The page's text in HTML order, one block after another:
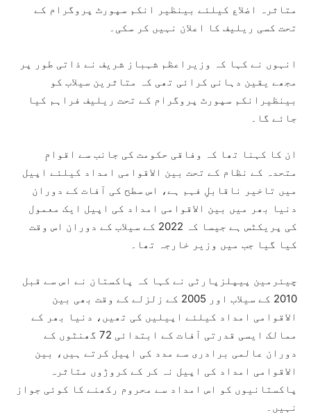
متاثرہ اضلاع کیلئے بینظیر انکم سپورٹ پروگرام کے
تحت کسی ریلیف کا اعلان نہیں کر سکی۔
انہوں نے کہا کہ وزیراعظم شہباز شریف نے ذاتی طور پر
مجھے یقین دہانی کرائی تھی کہ متاثرین سیلاب کو
بینظیرانکم سپورٹ پروگرام کے تحت ریلیف فراہم کیا
جائے گا۔
ان کا کہنا تھا کہ وفاقی حکومت کی جانب سے اقوامِ
متحدہ کے نظام کے تحت بین الاقوامی امداد کیلئے اپیل
میں تاخیر ناقابلِ فہم ہے، اس سطح کی آفات کے دوران
دنیا بھر میں بین الاقوامی امداد کی اپیل ایک معمول
کی پریکٹس ہے جیسا کہ 2022 کے سیلاب کے دوران اس وقت
کیا گیا جب میں وزیر خارجہ تھا۔
چیئرمین پیپلزپارٹی نے کہا کہ پاکستان نے اس سے قبل
2010 کے سیلاب اور 2005 کے زلزلے کے وقت بھی بین
الاقوامی امداد کیلئے اپیلیں کی تھیں، دنیا بھر کے
ممالک ایسی قدرتی آفات کے ابتدائی 72 گھنٹوں کے
دوران عالمی برادری سے مدد کی اپیل کرتے ہیں، بین
الاقوامی امداد کی اپیل نہ کر کے کروڑوں متاثرہ
پاکستانیوں کو اس امداد سے محروم رکھنے کا کوئی جواز
نہیں۔